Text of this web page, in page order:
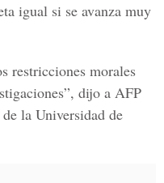
igual si se avanza muy
restricciones morales
dijo a AFP
la Universidad de